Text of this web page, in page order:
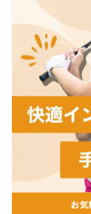
構造が脆弱な為
帆とは言えない
たくさんのご縁
今後も感謝の気
す！
改めて正式にご
管理など更にや
が予想されます🫡
最近とてもお気
て働いて参りま
お